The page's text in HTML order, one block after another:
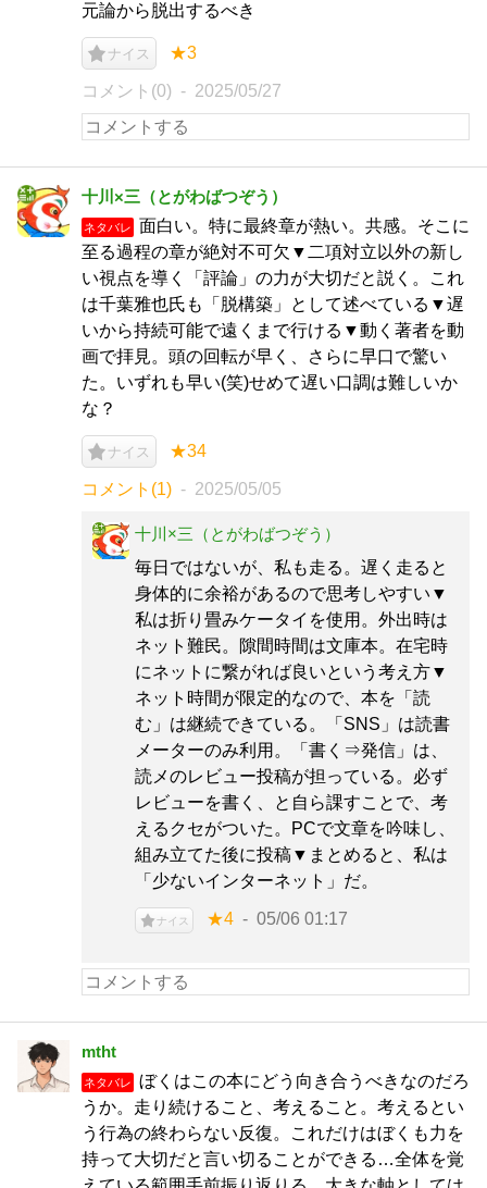
元論から脱出するべき
ナイス ★3
コメント(0) 2025/05/27
十川×三（とがわばつぞう）
ネタバレ
面白い。特に最終章が熱い。共感。そこに
至る過程の章が絶対不可欠▼二項対立以外の新し
い視点を導く「評論」の力が大切だと説く。これ
は千葉雅也氏も「脱構築」として述べている▼遅
いから持続可能で遠くまで行ける▼動く著者を動
画で拝見。頭の回転が早く、さらに早口で驚い
た。いずれも早い(笑)せめて遅い口調は難しいか
な？
ナイス ★34
コメント(1) 2025/05/05
十川×三（とがわばつぞう）
毎日ではないが、私も走る。遅く走ると
身体的に余裕があるので思考しやすい▼
私は折り畳みケータイを使用。外出時は
ネット難民。隙間時間は文庫本。在宅時
にネットに繋がれば良いという考え方▼
ネット時間が限定的なので、本を「読
む」は継続できている。「SNS」は読書
メーターのみ利用。「書く⇒発信」は、
読メのレビュー投稿が担っている。必ず
レビューを書く、と自ら課すことで、考
えるクセがついた。PCで文章を吟味し、
組み立てた後に投稿▼まとめると、私は
「少ないインターネット」だ。
ナイス ★4 05/06 01:17
mtht
ネタバレ
ぼくはこの本にどう向き合うべきなのだろ
うか。走り続けること、考えること。考えるとい
う行為の終わらない反復。これだけはぼくも力を
持って大切だと言い切ることができる…全体を覚